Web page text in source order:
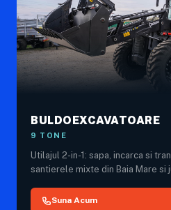
BULDOEXCAVATOARE
9 TONE
Utilajul 2-in-1: sapa, incarca si
santierele mixte din Baia Mare si
Suna Acum